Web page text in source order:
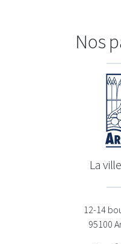
Nos
La
12-14
95100